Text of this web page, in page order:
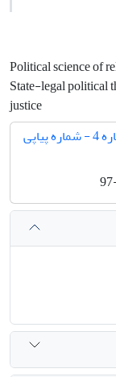
Political science of
State-legal political
justice
دوره 8، شماره 4 - شماره پیاپی